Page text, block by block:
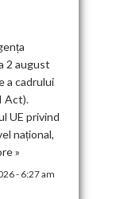
2 august
a cadrului
Act).
UE privind
național,
»
- 6:27 am